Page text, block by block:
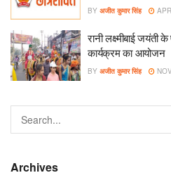
BY अजीत कुमार सिंह
रानी लक्ष्मीबाई जयंती
कार्यक्रम का आयोजन
BY अजीत कुमार सिंह
Archives